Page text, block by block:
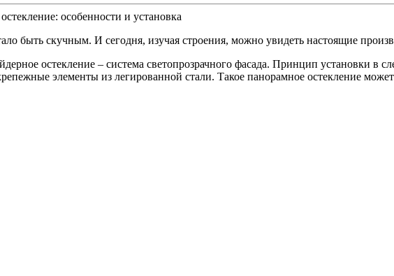
особенности и установка
быть скучным. И сегодня, изучая строения, можно увидеть настоящие
остекление – система светопрозрачного фасада. Принцип установки
элементы из легированной стали. Такое панорамное остекление